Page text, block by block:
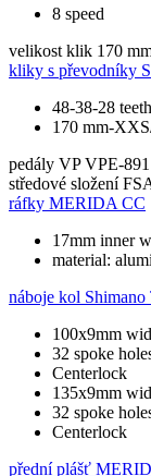
8 speed
velikost klik 170
kliky s převodníky
48-38-28 teeth
170 mm-
pedály VP VPE-891
středové složení
ráfky MERIDA CC
17mm inner
material:
náboje kol
100x9mm
32 spoke
Centerlock
135x9mm
32 spoke
Centerlock
přední plášť